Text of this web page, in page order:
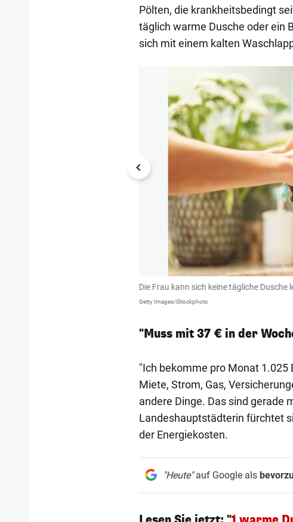
Pölten, die krankheitsbedingt
täglich warme Dusche oder ein
sich mit einem kalten
1/3
Die Frau kann sich keine tägliche Dusche
Getty Images/iStockphoto
"Muss mit 37 € in der
"Ich bekomme pro Monat 1.025
Miete, Strom, Gas,
andere Dinge. Das sind gerade
Landeshauptstädterin fürchtet
der Energiekosten.
"Heute"auf Google als